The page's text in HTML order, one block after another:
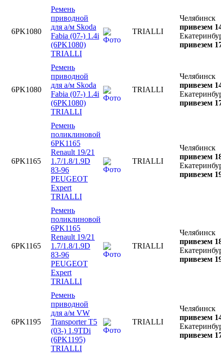
6PK1080
Ремень
приводной
для а/м Skoda
Fabia (07-) 1.4i
(6PK1080)
TRIALLI
TRIALLI
Челябинск
привезем
привезем
6PK1080
Ремень
приводной
для а/м Skoda
Fabia (07-) 1.4i
(6PK1080)
TRIALLI
TRIALLI
Челябинск
привезем
привезем
6PK1165
Ремень
поликлиновой
6PK1165
Renault 19/21
1.7/1.8/1.9D
83-96
PEUGEOT
Expert
TRIALLI
TRIALLI
Челябинск
привезем
привезем
6PK1165
Ремень
поликлиновой
6PK1165
Renault 19/21
1.7/1.8/1.9D
83-96
PEUGEOT
Expert
TRIALLI
TRIALLI
Челябинск
привезем
привезем
6PK1195
Ремень
приводной
для а/м VW
Transporter T5
(03-) 1.9TDi
(6PK1195)
TRIALLI
TRIALLI
Челябинск
привезем
привезем